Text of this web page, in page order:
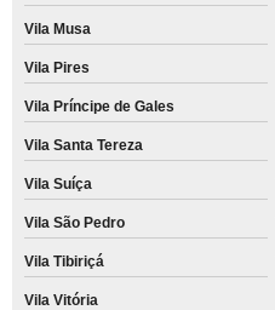
Vila Musa
Vila Pires
Vila Príncipe de Gales
Vila Santa Tereza
Vila Suíça
Vila São Pedro
Vila Tibiriçá
Vila Vitória